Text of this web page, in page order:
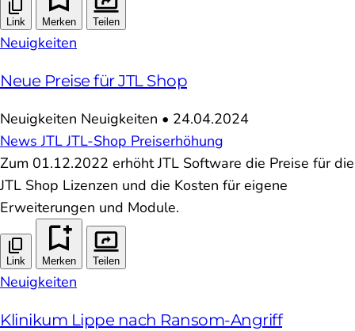
Link Merken Teilen
Neuigkeiten
Neue Preise für JTL Shop
Neuigkeiten Neuigkeiten • 24.04.2024
NewsJTLJTL-Shop Preiserhöhung
Zum 01.12.2022 erhöht JTL Software die Preise für die
JTL Shop Lizenzen und die Kosten für eigene
Erweiterungen und Module.
Link Merken Teilen
Neuigkeiten
Klinikum Lippe nach Ransom-Angriff